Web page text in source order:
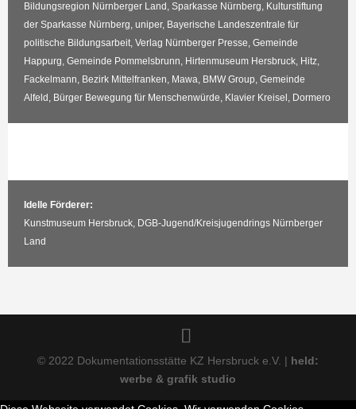
Bildungsregion Nürnberger Land, Sparkasse Nürnberg, Kulturstiftung
der Sparkasse Nürnberg, uniper, Bayerische Landeszentrale für
politische Bildungsarbeit, Verlag Nürnberger Presse, Gemeinde
Happurg, Gemeinde Pommelsbrunn, Hirtenmuseum Hersbruck, Hitz,
Fackelmann, Bezirk Mittelfranken, Mawa, BMW Group, Gemeinde
Alfeld, Bürger Bewegung für Menschenwürde, Klavier Kreisel, Dormero
Idelle Förderer:
Kunstmuseum Hersbruck, DGB-Jugend/Kreisjugendrings Nürnberger
Land
© 2022 Dokumentationsstätte KZ Hersbruck e.V. | held:
werbe & grafik studio